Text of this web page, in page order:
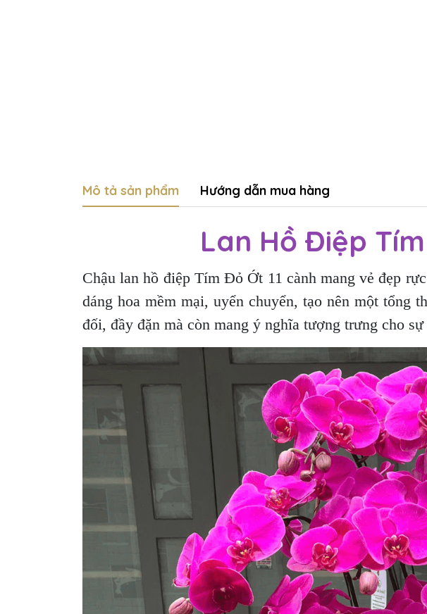
Mô tả sản phẩm Hướng dẫn mua hàng
Lan Hồ Điệp Tím
Chậu lan hồ điệp Tím Đỏ Ớt 11 cành mang vẻ đẹp
dáng hoa mềm mại, uyển chuyển, tạo nên một tổng
đối, đầy đặn mà còn mang ý nghĩa tượng trưng cho